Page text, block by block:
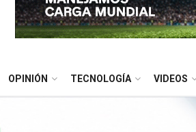
OPINIÓN TECNOLOGÍA VIDEOS